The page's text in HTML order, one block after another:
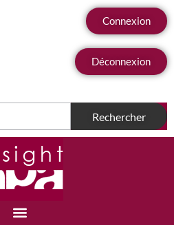
Connexion
Déconnexion